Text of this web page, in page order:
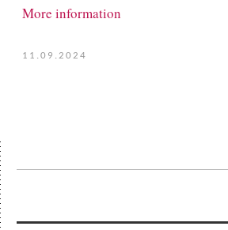
More information
11.09.2024